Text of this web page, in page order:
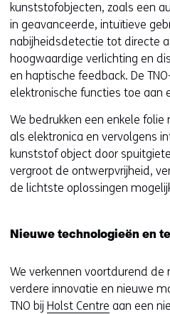
kunststofobjecten, zoals een
in geavanceerde, intuïtieve
nabijheidsdetectie tot directe
hoogwaardige verlichting en
en haptische feedback. De
elektronische functies toe aan
We bedrukken een enkele
als elektronica en vervolgens
kunststof object door
vergroot de ontwerpvrijheid,
de lichtste oplossingen
Nieuwe technologieën en
We verkennen voortdurend de
verdere innovatie en nieuwe
TNO bij Holst Centre aan een